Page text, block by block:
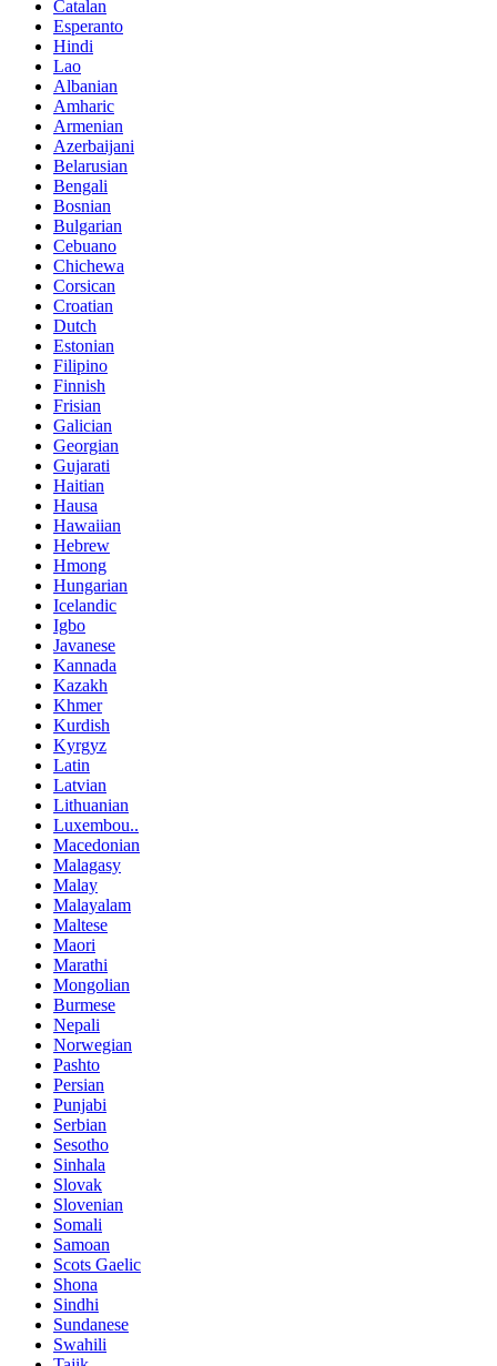
Catalan
Esperanto
Hindi
Lao
Albanian
Amharic
Armenian
Azerbaijani
Belarusian
Bengali
Bosnian
Bulgarian
Cebuano
Chichewa
Corsican
Croatian
Dutch
Estonian
Filipino
Finnish
Frisian
Galician
Georgian
Gujarati
Haitian
Hausa
Hawaiian
Hebrew
Hmong
Hungarian
Icelandic
Igbo
Javanese
Kannada
Kazakh
Khmer
Kurdish
Kyrgyz
Latin
Latvian
Lithuanian
Luxembou..
Macedonian
Malagasy
Malay
Malayalam
Maltese
Maori
Marathi
Mongolian
Burmese
Nepali
Norwegian
Pashto
Persian
Punjabi
Serbian
Sesotho
Sinhala
Slovak
Slovenian
Somali
Samoan
Scots Gaelic
Shona
Sindhi
Sundanese
Swahili